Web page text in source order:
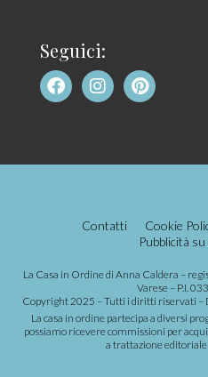
Seguici:
Contatti Cookie
Pubblicità
La Casa in Ordine di Anna Caldera –
Varese – P.I.
Copyright 2025 – Tutti i diritti riservati –
La casa in ordine partecipa a diversi
possiamo ricevere commissioni per
a trattazione